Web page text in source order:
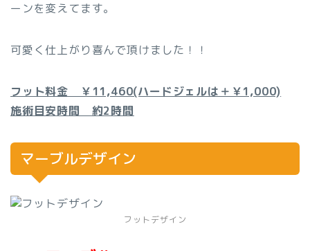
ーンを変えてます。
可愛く仕上がり喜んで頂けました！！
フット料金 ￥11,460(ハードジェルは＋￥1,000)
施術目安時間 約2時間
マーブルデザイン
フットデザイン